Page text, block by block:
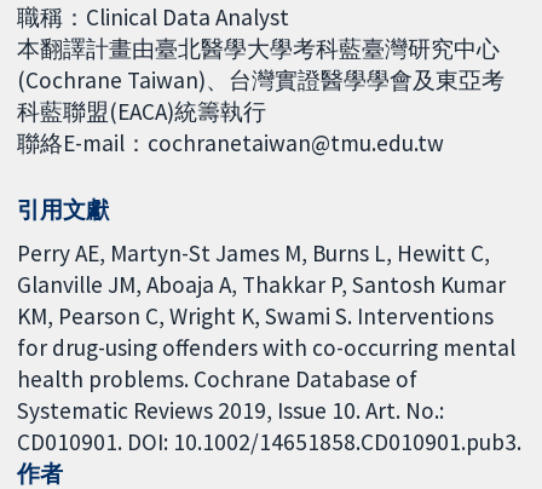
職稱：Clinical Data Analyst
本翻譯計畫由臺北醫學大學考科藍臺灣研究中心
(Cochrane Taiwan)、台灣實證醫學學會及東亞考
科藍聯盟(EACA)統籌執行
聯絡E-mail：cochranetaiwan@tmu.edu.tw
引用文獻
Perry AE, Martyn-St James M, Burns L, Hewitt C,
Glanville JM, Aboaja A, Thakkar P, Santosh Kumar
KM, Pearson C, Wright K, Swami S. Interventions
for drug-using offenders with co-occurring mental
health problems. Cochrane Database of
Systematic Reviews 2019, Issue 10. Art. No.:
CD010901. DOI: 10.1002/14651858.CD010901.pub3.
作者